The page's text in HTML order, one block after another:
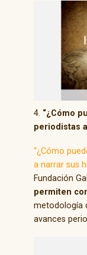
4. “¿Cómo
periodistas
“¿Cómo
a narrar sus
Fundación
permiten
metodología
avances